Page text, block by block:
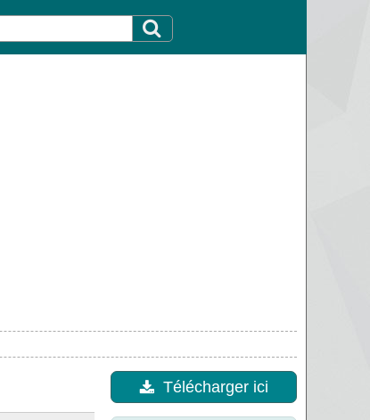
Télécharger ici